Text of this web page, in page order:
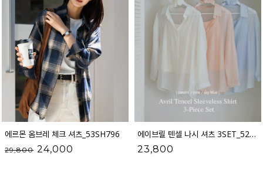
에르몬 옴브레 체크 셔츠_53SH796
29,800 24,000
에이브릴 텐셀 나시 셔츠 3SET_52ST125
23,800